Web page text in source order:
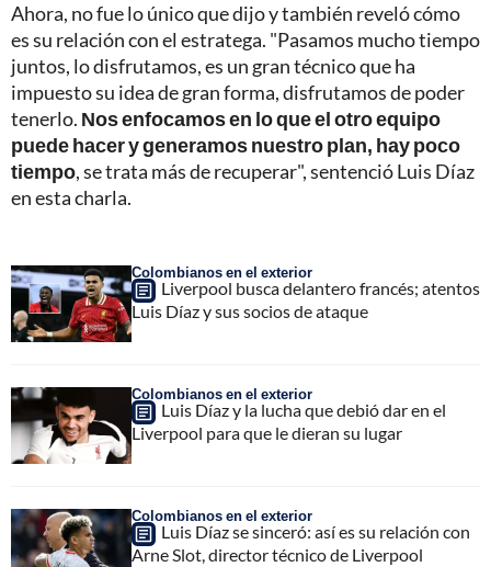
Ahora, no fue lo único que dijo y también reveló cómo
es su relación con el estratega. "Pasamos mucho tiempo
juntos, lo disfrutamos, es un gran técnico que ha
impuesto su idea de gran forma, disfrutamos de poder
tenerlo. Nos enfocamos en lo que el otro equipo
puede hacer y generamos nuestro plan, hay poco
tiempo, se trata más de recuperar", sentenció Luis Díaz
en esta charla.
Colombianos en el exterior
Liverpool busca delantero francés; atentos
Luis Díaz y sus socios de ataque
Colombianos en el exterior
Luis Díaz y la lucha que debió dar en el
Liverpool para que le dieran su lugar
Colombianos en el exterior
Luis Díaz se sinceró: así es su relación con
Arne Slot, director técnico de Liverpool